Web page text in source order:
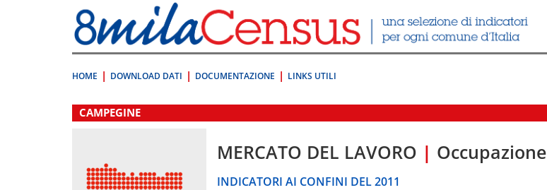
direttamente
a:
Contenuto
HOME DOWNLOAD DATI DOCUMENTAZIONE LINKS UTILI
.
CAMPEGINE
MERCATO DEL LAVORO | Occupazione
INDICATORI AI CONFINI DEL 2011